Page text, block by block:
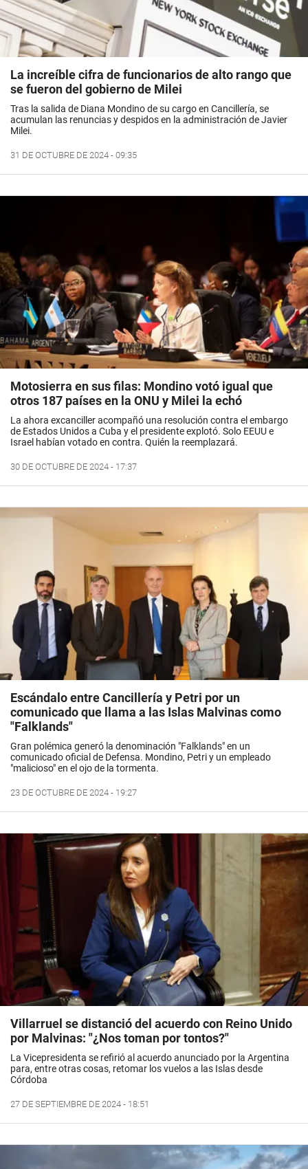
La increíble cifra de funcionarios de alto rango que
se fueron del gobierno de Milei
Tras la salida de Diana Mondino de su cargo en Cancillería, se
acumulan las renuncias y despidos en la administración de Javier
Milei.
31 DE OCTUBRE DE 2024 - 09:35
Motosierra en sus filas: Mondino votó igual que
otros 187 países en la ONU y Milei la echó
La ahora excanciller acompañó una resolución contra el embargo
de Estados Unidos a Cuba y el presidente explotó. Solo EEUU e
Israel habían votado en contra. Quién la reemplazará.
30 DE OCTUBRE DE 2024 - 17:37
Escándalo entre Cancillería y Petri por un
comunicado que llama a las Islas Malvinas como
"Falklands"
Gran polémica generó la denominación "Falklands" en un
comunicado oficial de Defensa. Mondino, Petri y un empleado
"malicioso" en el ojo de la tormenta.
23 DE OCTUBRE DE 2024 - 19:27
Villarruel se distanció del acuerdo con Reino Unido
por Malvinas: "¿Nos toman por tontos?"
La Vicepresidenta se refirió al acuerdo anunciado por la Argentina
para, entre otras cosas, retomar los vuelos a las Islas desde
Córdoba
27 DE SEPTIEMBRE DE 2024 - 18:51